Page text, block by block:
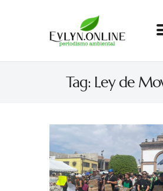
Tag: Ley de
Evlyn
Periodismo para
Nacional
Estados